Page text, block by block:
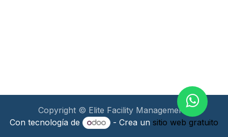
Copyright © Elite Facility Management
Con tecnología de
- Crea un sitio web gratuito